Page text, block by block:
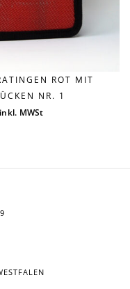
ROT MIT
NR. 1
inkl. MWSt